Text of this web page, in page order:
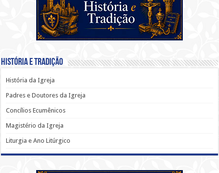
História e Tradição
História da Igreja
Padres e Doutores da Igreja
Concílios Ecumênicos
Magistério da Igreja
Liturgia e Ano Litúrgico